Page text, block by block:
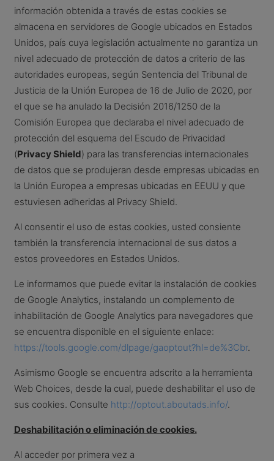
información obtenida a través de estas cookies se
almacena en servidores de Google ubicados en Estados
Unidos, país cuya legislación actualmente no garantiza un
nivel adecuado de protección de datos a criterio de las
autoridades europeas, según Sentencia del Tribunal de
Justicia de la Unión Europea de 16 de Julio de 2020, por
el que se ha anulado la Decisión 2016/1250 de la
Comisión Europea que declaraba el nivel adecuado de
protección del esquema del Escudo de Privacidad
(Privacy Shield) para las transferencias internacionales
de datos que se produjeran desde empresas ubicadas en
la Unión Europea a empresas ubicadas en EEUU y que
estuviesen adheridas al Privacy Shield.
Al consentir el uso de estas cookies, usted consiente
también la transferencia internacional de sus datos a
estos proveedores en Estados Unidos.
Le informamos que puede evitar la instalación de cookies
de Google Analytics, instalando un complemento de
inhabilitación de Google Analytics para navegadores que
se encuentra disponible en el siguiente enlace:
https://tools.google.com/dlpage/gaoptout?hl=de%3Cbr.
Asimismo Google se encuentra adscrito a la herramienta
Web Choices, desde la cual, puede deshabilitar el uso de
sus cookies. Consulte http://optout.aboutads.info/.
Deshabilitación o eliminación de cookies.
Al acceder por primera vez a